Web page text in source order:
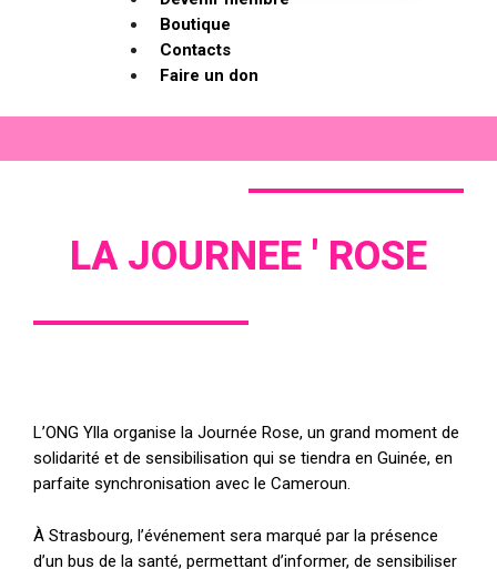
Boutique
Contacts
Faire un don
LA JOURNEE ' ROSE
L’ONG Ylla organise la Journée Rose, un grand moment de
solidarité et de sensibilisation qui se tiendra en Guinée, en
parfaite synchronisation avec le Cameroun.
À Strasbourg, l’événement sera marqué par la présence
d’un bus de la santé, permettant d’informer, de sensibiliser